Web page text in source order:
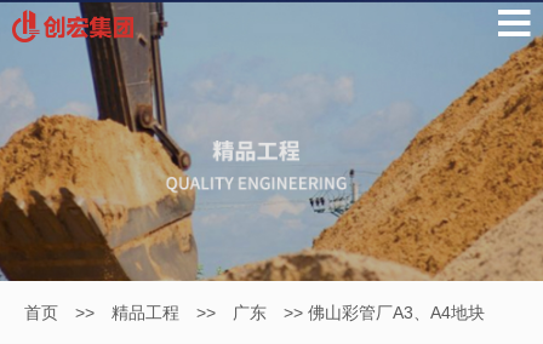
首页 >> 精品工程 >> 广东 >> 佛山彩管厂A3、A4地块